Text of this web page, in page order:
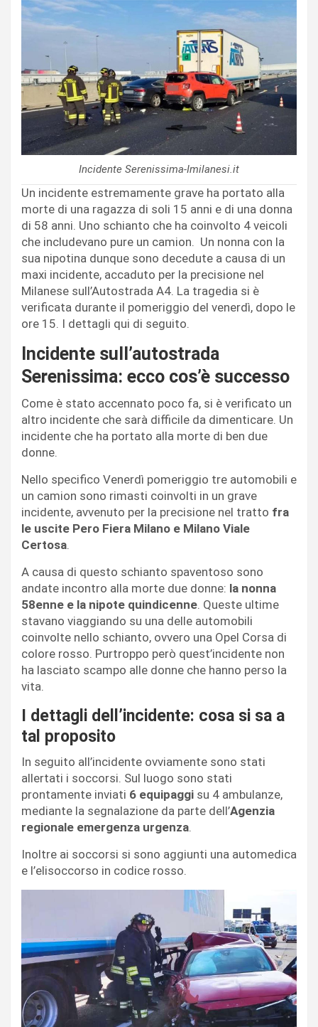
Incidente Serenissima-Imilanesi.it
Un incidente estremamente grave ha portato alla
morte di una ragazza di soli 15 anni e di una donna
di 58 anni. Uno schianto che ha coinvolto 4 veicoli
che includevano pure un camion. Un nonna con la
sua nipotina dunque sono decedute a causa di un
maxi incidente, accaduto per la precisione nel
Milanese sull’Autostrada A4. La tragedia si è
verificata durante il pomeriggio del venerdì, dopo le
ore 15. I dettagli qui di seguito.
Incidente sull’autostrada
Serenissima: ecco cos’è successo
Come è stato accennato poco fa, si è verificato un
altro incidente che sarà difficile da dimenticare. Un
incidente che ha portato alla morte di ben due
donne.
Nello specifico Venerdì pomeriggio tre automobili e
un camion sono rimasti coinvolti in un grave
incidente, avvenuto per la precisione nel tratto fra
le uscite Pero Fiera Milano e Milano Viale
Certosa.
A causa di questo schianto spaventoso sono
andate incontro alla morte due donne: la nonna
58enne e la nipote quindicenne. Queste ultime
stavano viaggiando su una delle automobili
coinvolte nello schianto, ovvero una Opel Corsa di
colore rosso. Purtroppo però quest’incidente non
ha lasciato scampo alle donne che hanno perso la
vita.
I dettagli dell’incidente: cosa si sa a
tal proposito
In seguito all’incidente ovviamente sono stati
allertati i soccorsi. Sul luogo sono stati
prontamente inviati 6 equipaggi su 4 ambulanze,
mediante la segnalazione da parte dell’Agenzia
regionale emergenza urgenza.
Inoltre ai soccorsi si sono aggiunti una automedica
e l’elisoccorso in codice rosso.